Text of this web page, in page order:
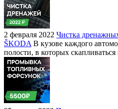
2 февраля 2022 Чистка
ŠKODA В кузове каждого
полости, в которых скапливаться